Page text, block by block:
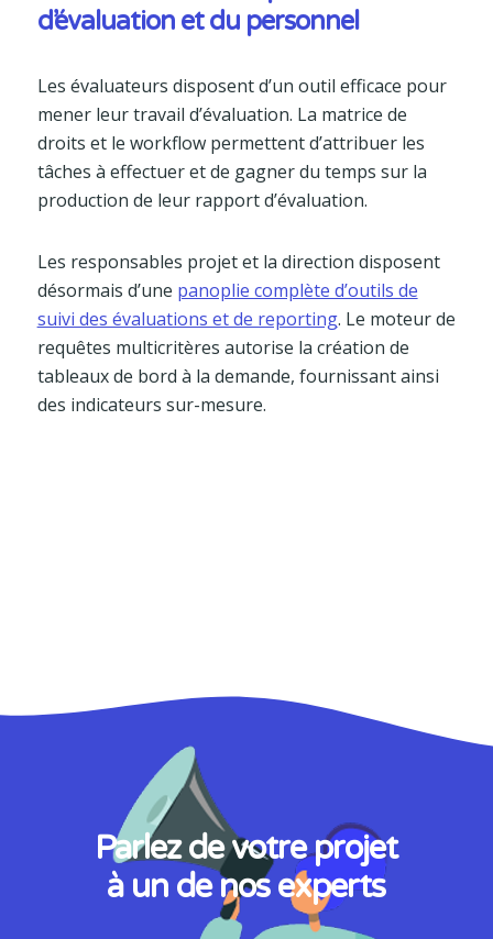
d’évaluation et du personnel
Les évaluateurs disposent d’un outil efficace pour
mener leur travail d’évaluation. La matrice de
droits et le workflow permettent d’attribuer les
tâches à effectuer et de gagner du temps sur la
production de leur rapport d’évaluation.
Les responsables projet et la direction disposent
désormais d’une panoplie complète d’outils de
suivi des évaluations et de reporting. Le moteur de
requêtes multicritères autorise la création de
tableaux de bord à la demande, fournissant ainsi
des indicateurs sur-mesure.
Parlez de votre projet
à un de nos experts